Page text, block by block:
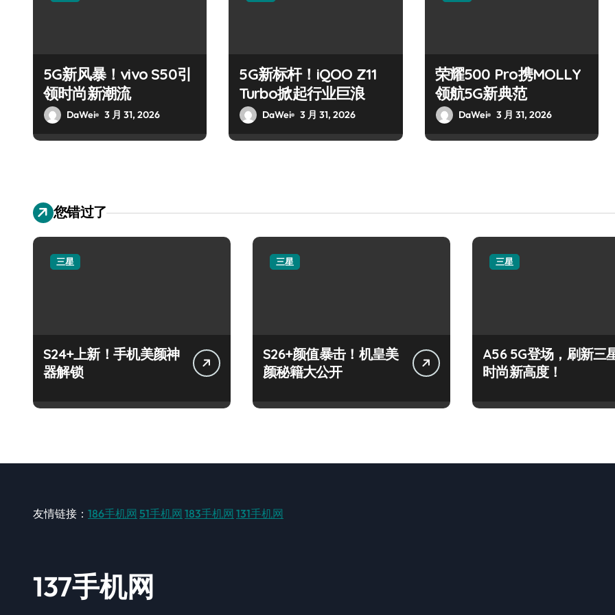
5G新风暴！vivo S50引
领时尚新潮流
DaWei 3 月 31, 2026
5G新标杆！iQOO Z11
Turbo掀起行业巨浪
DaWei 3 月 31, 2026
荣耀500 Pro携MOLLY
领航5G新典范
DaWei 3 月 31, 2026
您错过了
三星
S24+上新！手机美颜神
器解锁
三星
S26+颜值暴击！机皇美
颜秘籍大公开
三星
A56 5G登场，刷新三
时尚新高度！
友情链接： 186手机网 51手机网 183手机网 131手机网
137手机网